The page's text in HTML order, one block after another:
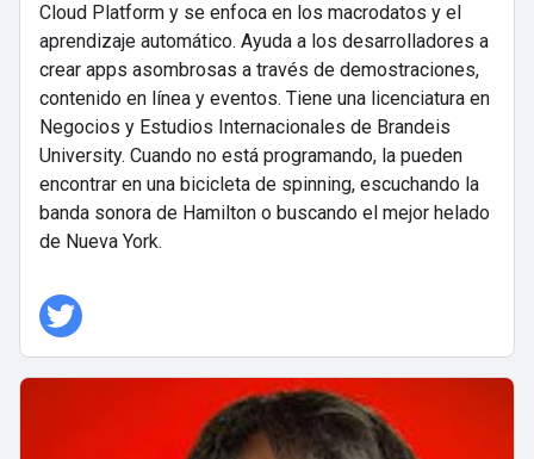
Cloud Platform y se enfoca en los macrodatos y el
aprendizaje automático. Ayuda a los desarrolladores a
crear apps asombrosas a través de demostraciones,
contenido en línea y eventos. Tiene una licenciatura en
Negocios y Estudios Internacionales de Brandeis
University. Cuando no está programando, la pueden
encontrar en una bicicleta de spinning, escuchando la
banda sonora de Hamilton o buscando el mejor helado
de Nueva York.